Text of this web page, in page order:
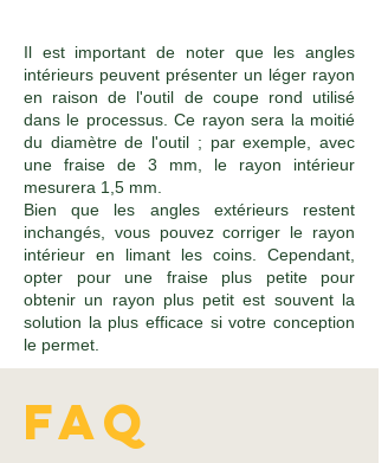
Il est important de noter que les angles
intérieurs peuvent présenter un léger rayon
en raison de l'outil de coupe rond utilisé
dans le processus. Ce rayon sera la moitié
du diamètre de l'outil ; par exemple, avec
une fraise de 3 mm, le rayon intérieur
mesurera 1,5 mm.
Bien que les angles extérieurs restent
inchangés, vous pouvez corriger le rayon
intérieur en limant les coins. Cependant,
opter pour une fraise plus petite pour
obtenir un rayon plus petit est souvent la
solution la plus efficace si votre conception
le permet.
FAQ